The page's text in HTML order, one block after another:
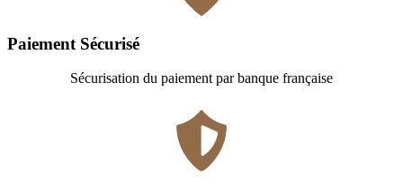
Paiement Sécurisé
Sécurisation du paiement par banque française